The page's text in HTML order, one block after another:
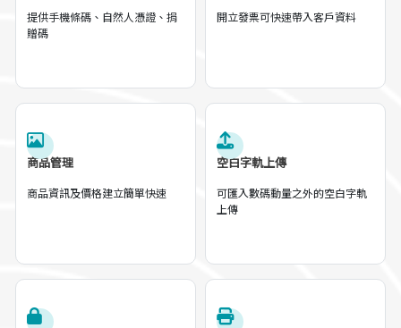
提供手機條碼、自然人憑證、捐
贈碼
開立發票可快速帶入客戶資料
商品管理
商品資訊及價格建立簡單快速
空白字軌上傳
可匯入數碼動量之外的空白字軌
上傳